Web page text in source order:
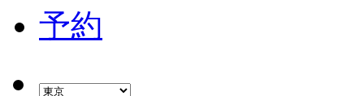
予約